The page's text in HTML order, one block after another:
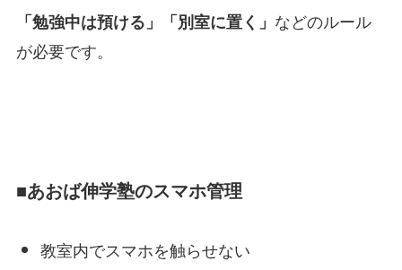
「勉強中は預ける」「別室に置く」 などのルール
が必要です。
■あおば伸学塾のスマホ管理
教室内でスマホを触らせない